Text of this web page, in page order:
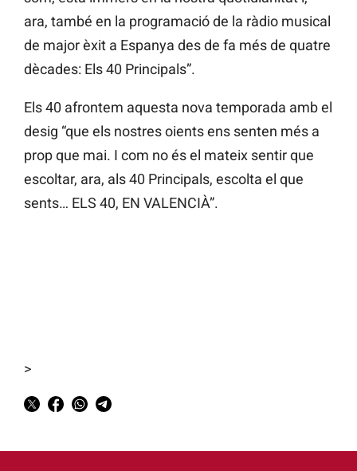
ara, també en la programació de la ràdio musical
de major èxit a Espanya des de fa més de quatre
dècades: Els 40 Principals”.
Els 40 afrontem aquesta nova temporada amb el
desig “que els nostres oients ens senten més a
prop que mai. I com no és el mateix sentir que
escoltar, ara, als 40 Principals, escolta el que
sents… ELS 40, EN VALENCIÀ”.
>